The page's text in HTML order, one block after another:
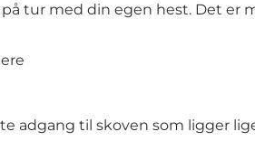
tur med din egen hest. Det
adgang til skoven som ligger